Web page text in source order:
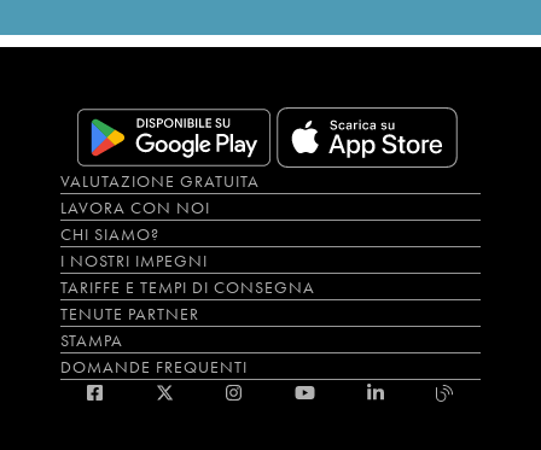
VALUTAZIONE GRATUITA
LAVORA CON NOI
CHI SIAMO?
I NOSTRI IMPEGNI
TARIFFE E TEMPI DI CONSEGNA
TENUTE PARTNER
STAMPA
DOMANDE FREQUENTI